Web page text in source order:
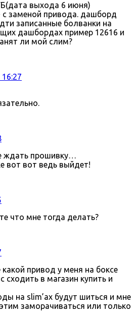
выхода 6 июня)
с заменой привода. дашборд
записанные болванки на
дашбордах пример 12616 и
ли мой слим?
16:27
ждать прошивку…
вот вот ведь выйдет!
что мне тогда делать?
какой привод у меня на боксе
сходить в магазин купить и
на slim’ах будут шиться и мне
заморачиваться или только